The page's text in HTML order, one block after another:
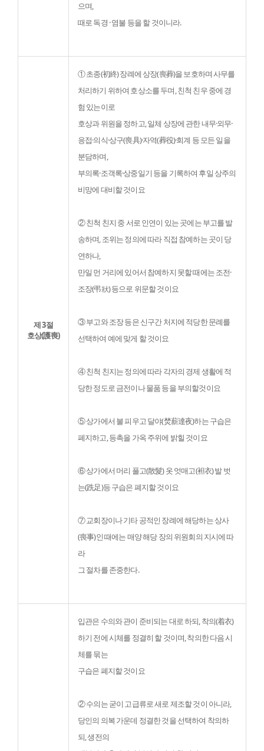
으며,
때로 독경 · 염불 등을 할 것이니라.
제 3절
호상(護喪)
① 초종(初終) 장례에 상장(喪葬)을 보호하며 사무를
처리하기 위하여 호상소를 두며, 친척 친우 중에 경
험 있는이로
호상과 위원을 정하고, 일체 상장에 관한 내무·외무·
응접·의식·상구(喪具)·자역(葬役)·회계 등 모든 일을
분담하며,
부의록·조객록·상중일기 등을 기록하여 후일 상주의
비망에 대비할 것이요
② 친척 친지 중 서로 인연이 있는 곳에는 부고를 발
송하며, 조위는 정의에 따라 직접 참예하는 곳이 당
연하나,
만일 먼 거리에 있어서 참예하지 못할 때에는 조전·
조장(弔狀) 등으로 위문할 것이요
③ 부고와 조장 등은 신구간 처지에 적당한 문례를
선택하여 예에 맞게 할 것이요
④ 친척 친지는 정의에 따라 각자의 경제 생활에 적
당한 정도로 금전이나 물품 등을 부의할것이요
⑤ 상가에서 불 피우고 달야(焚薪達夜)하는 구습은
폐지하고, 등촉을 가옥 주위에 밝힐 것이요
⑥ 상가에서 머리 풀고(散髮) 옷 엇매고(袒衣) 발 벗
는(跣足)등 구습은 폐지할 것이요
⑦ 교회장이나 기타 공적인 장례에 해당하는 상사
(喪事)인 때에는 매양 해당 장의 위원회의 지시에 따
라
그 절차를 존중한다.
입관은 수의와 관이 준비되는 대로 하되, 착의(着衣)
하기 전에 시체를 정결히 할 것이며, 착의한 다음 시
체를 묶는
구습은 폐지할 것이요
② 수의는 굳이 고급류로 새로 제조할 것이 아니라,
당인의 의복 가운데 정결한 것을 선택하여 착의하
되, 생전의